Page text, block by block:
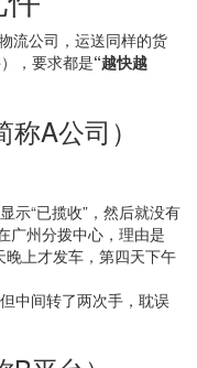
流公司，运送同样的货
，要求都是“越快越
A公司）
示“已揽收”，然后就没有
广州分拨中心，理由是
晚上才发车，第四天下午
中间转了两次手，耽误